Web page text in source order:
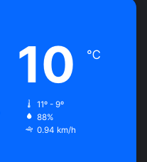
10 ℃
11º - 9º
88%
0.94 km/h